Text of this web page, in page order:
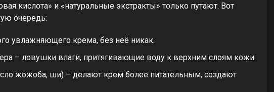
кислота» и «натуральные экстракты» только путают. Вот
очередь:
увлажняющего крема, без неё никак.
– ловушки влаги, притягивающие воду к верхним слоям кожи.
жожоба, ши) – делают крем более питательным, создают